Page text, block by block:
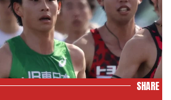
SHARE